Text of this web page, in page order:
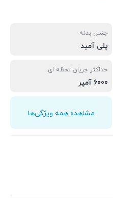
جنس بدنه
پلی آمید
حداکثر جریان لحظه ای
6000 آمپر
مشاهده همه ویژگی‌ها